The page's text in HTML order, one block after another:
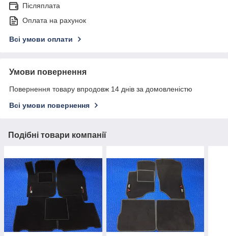
Післяплата
Оплата на рахунок
Всі умови оплати
Умови повернення
Повернення товару впродовж 14 днів за домовленістю
Всі умови повернення
Подібні товари компанії